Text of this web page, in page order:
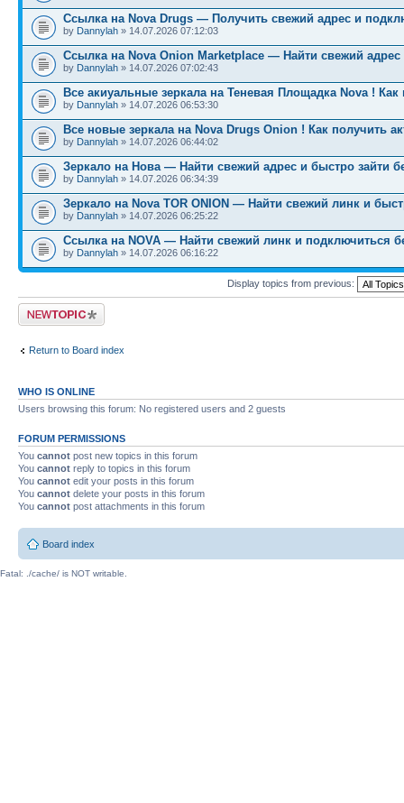
Ссылка на Nova Drugs — Получить свежий адрес и
by Dannylah » 14.07.2026 07:12:03
Ссылка на Nova Onion Marketplace — Найти свежий
by Dannylah » 14.07.2026 07:02:43
Все акиуальные зеркала на Теневая Площадка Nova ! Как
by Dannylah » 14.07.2026 06:53:30
Все новые зеркала на Nova Drugs Onion ! Как получить
by Dannylah » 14.07.2026 06:44:02
Зеркало на Нова — Найти свежий адрес и быстро зайти
by Dannylah » 14.07.2026 06:34:39
Зеркало на Nova TOR ONION — Найти свежий линк и
by Dannylah » 14.07.2026 06:25:22
Ссылка на NOVA — Найти свежий линк и подключиться
by Dannylah » 14.07.2026 06:16:22
Display topics from previous:
Post a new topic
Return to Board index
WHO IS ONLINE
Users browsing this forum: No registered users and 2 guests
FORUM PERMISSIONS
You cannot post new topics in this forum
You cannot reply to topics in this forum
You cannot edit your posts in this forum
You cannot delete your posts in this forum
You cannot post attachments in this forum
Board index
Fatal: ./cache/ is NOT writable.